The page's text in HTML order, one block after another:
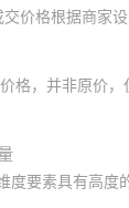
价格根据商家
，并非原价，
要素具有高度